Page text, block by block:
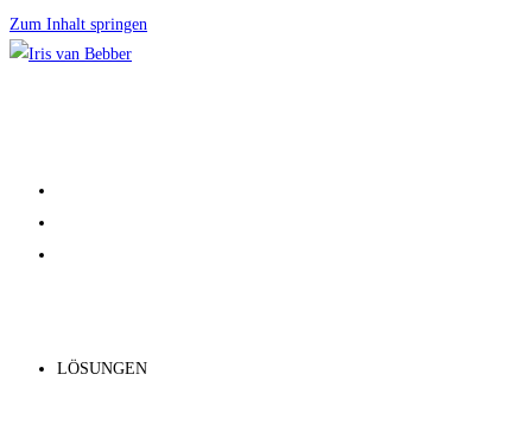
Zum Inhalt springen
LÖSUNGEN